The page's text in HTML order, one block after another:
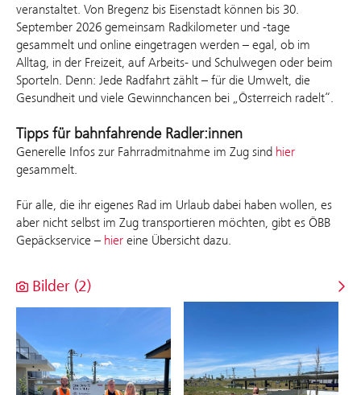
veranstaltet. Von Bregenz bis Eisenstadt können bis 30.
September 2026 gemeinsam Radkilometer und -tage
gesammelt und online eingetragen werden – egal, ob im
Alltag, in der Freizeit, auf Arbeits- und Schulwegen oder beim
Sporteln. Denn: Jede Radfahrt zählt – für die Umwelt, die
Gesundheit und viele Gewinnchancen bei „Österreich radelt“.
Tipps für bahnfahrende Radler:innen
Generelle Infos zur Fahrradmitnahme im Zug sind hier
gesammelt.
Für alle, die ihr eigenes Rad im Urlaub dabei haben wollen, es
aber nicht selbst im Zug transportieren möchten, gibt es ÖBB
Gepäckservice – hier eine Übersicht dazu.
Bilder (2)